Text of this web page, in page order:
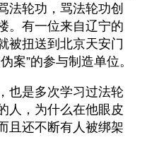
法轮功，骂法轮功创
。有一位来自辽宁的
被扭送到北京天安门
案”的参与制造单位。
也是多次学习过法轮
人，为什么在他眼皮
且还不断有人被绑架